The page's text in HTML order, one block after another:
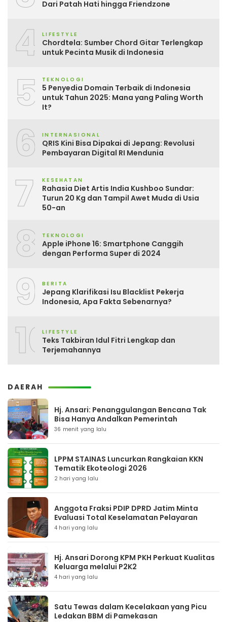
Dari Patah Hati hingga Friendzone
4 LIFESTYLE
Chordtela: Sumber Chord Gitar Terlengkap
untuk Pecinta Musik di Indonesia
5 TEKNOLOGI
5 Penyedia Domain Terbaik di Indonesia
untuk Tahun 2025: Mana yang Paling Worth
It?
6 INTERNASIONAL
QRIS Kini Bisa Dipakai di Jepang: Revolusi
Pembayaran Digital RI Mendunia
7 KESEHATAN
Rahasia Diet Artis India Kushboo Sundar:
Turun 20 Kg dan Tampil Awet Muda di Usia
50-an
8 TEKNOLOGI
Apple iPhone 16: Smartphone Canggih
dengan Performa Super di 2024
9 BERITA
Jepang Klarifikasi Isu Blacklist Pekerja
Indonesia, Apa Fakta Sebenarnya?
10LIFESTYLE
Teks Takbiran Idul Fitri Lengkap dan
Terjemahannya
DAERAH
Hj. Ansari: Penanggulangan Bencana Tak
Bisa Hanya Andalkan Pemerintah
36 menit yang lalu
LPPM STAINAS Luncurkan Rangkaian KKN
Tematik Ekoteologi 2026
2 hari yang lalu
Anggota Fraksi PDIP DPRD Jatim Minta
Evaluasi Total Keselamatan Pelayaran
4 hari yang lalu
Hj. Ansari Dorong KPM PKH Perkuat Kualitas
Keluarga melalui P2K2
4 hari yang lalu
Satu Tewas dalam Kecelakaan yang Picu
Ledakan BBM di Pamekasan